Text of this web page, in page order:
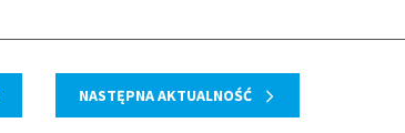
NASTĘPNA AKTUALNOŚĆ